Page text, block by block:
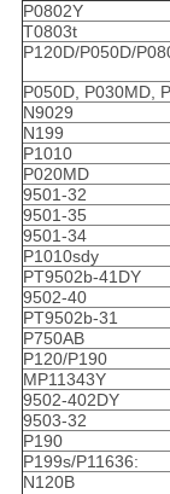
P0802Y
T0803t
P120D/P050D/
P050D, P030MD,
N9029
N199
P1010
P020MD
9501-32
9501-35
9501-34
P1010sdy
PT9502b-41DY
9502-40
PT9502b-31
P750AB
P120/P190
MP11343Y
9502-402DY
9503-32
P190
P199s/P11636:
N120B